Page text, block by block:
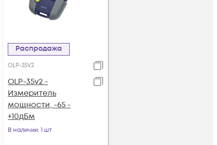
Распродажа
OLP-35V2
OLP-35v2 -
Измеритель
мощности, -65 -
+10дБм
В наличии: 1 шт